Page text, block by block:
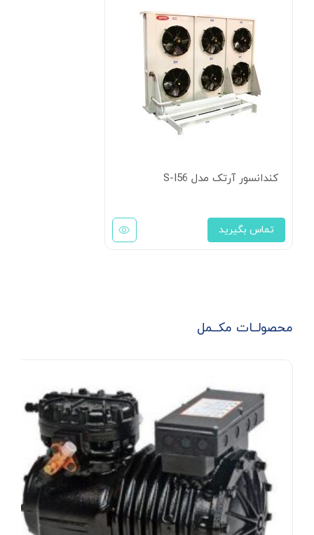
کندانسور آرتک مدل S-I56
تماس بگیرید
محصولــات مکــمل